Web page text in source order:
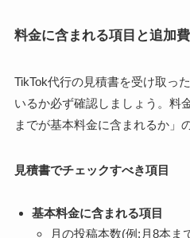
料金に含まれる項目と追加
TikTok代行の見積書を受け取っ
いるか必ず確認しましょう。料
までが基本料金に含まれるか」
見積書でチェックすべき項目
基本料金に含まれる項目
月の投稿本数(例:月8本ま